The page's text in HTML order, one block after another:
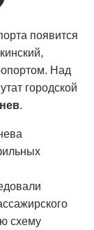
появится
Над
городской
.
схему